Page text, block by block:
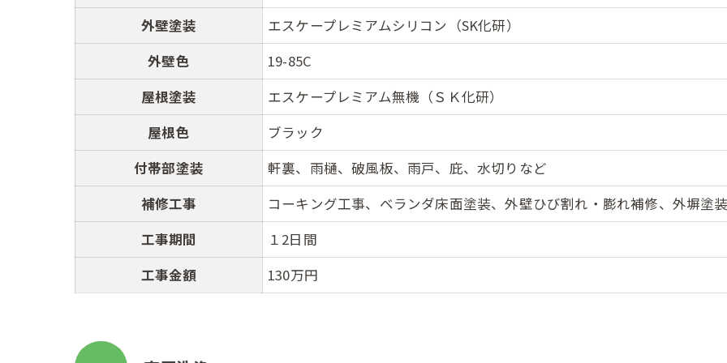
外壁塗装
エスケープレミアムシリコン（SK化研）
外壁色
19-85C
屋根塗装
エスケープレミアム無機（ＳＫ化研）
屋根色
ブラック
付帯部塗装
軒裏、雨樋、破風板、雨戸、庇、水切りなど
補修工事
コーキング工事、ベランダ床面塗装、外壁ひび割れ・膨れ補修、外塀塗
工事期間
１2日間
工事金額
130万円